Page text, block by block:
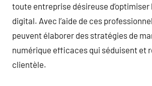
toute entreprise désireuse
digital. Avec l’aide de ces
peuvent élaborer des stratégies de
numérique efficaces qui séduisent et
clientèle.